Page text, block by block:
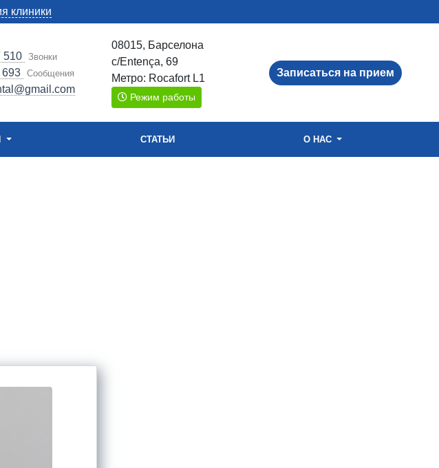
клиники
510 Звонки
693 Сообщения
08015, Барселона
c/Entença, 69
Метро: Rocafort L1
Режим работы
Записаться на прием
СТАТЬИ О НАС